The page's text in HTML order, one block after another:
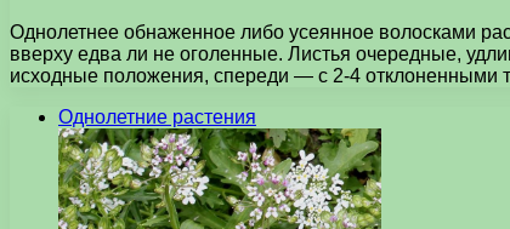
Однолетнее обнаженное либо усеянное волосками
вверху едва ли не оголенные. Листья очередные,
исходные положения, спереди — с 2-4 отклоненными
Однолетние растения